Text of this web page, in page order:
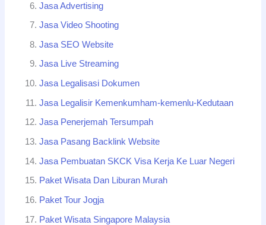
Jasa Advertising
Jasa Video Shooting
Jasa SEO Website
Jasa Live Streaming
Jasa Legalisasi Dokumen
Jasa Legalisir Kemenkumham-kemenlu-Kedutaan
Jasa Penerjemah Tersumpah
Jasa Pasang Backlink Website
Jasa Pembuatan SKCK Visa Kerja Ke Luar Negeri
Paket Wisata Dan Liburan Murah
Paket Tour Jogja
Paket Wisata Singapore Malaysia